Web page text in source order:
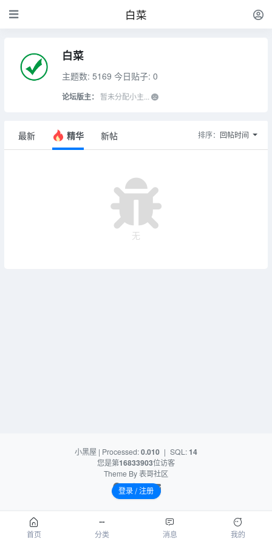
白菜
白菜
主题数: 5169 今日贴子: 0
论坛版主： 暂未分配小主...
最新 精华 新帖 排序： 回帖时间
无
小黑屋 | Processed:0.010 | SQL:14
您是第16833903位访客
Theme By表哥社区
首页 分类 消息 我的
登录 / 注册